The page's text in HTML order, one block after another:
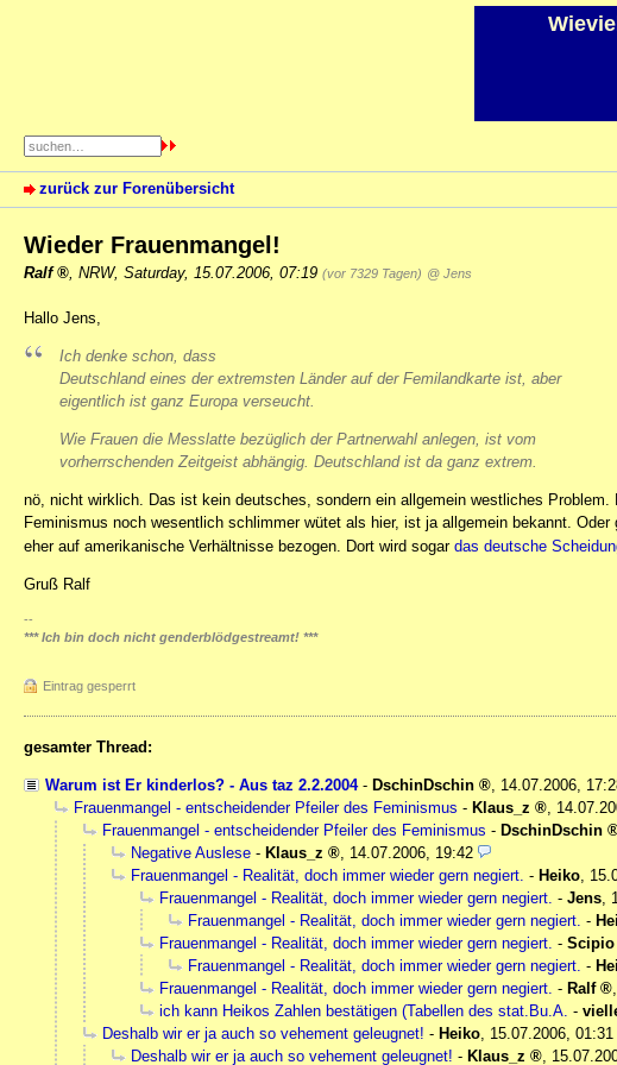
zurück zur Forenübersicht
Wieder Frauenmangel!
Ralf NRW, Saturday, 15.07.2006, 07:19 (vor 7329 Tagen) @ Jens
Hallo Jens,
Ich denke schon, dass
Deutschland eines der extremsten Länder auf der Femilandkarte ist, aber
eigentlich ist ganz Europa verseucht.
Wie Frauen die Messlatte bezüglich der Partnerwahl anlegen, ist vom
vorherrschenden Zeitgeist abhängig. Deutschland ist da ganz extrem.
nö, nicht wirklich. Das ist kein deutsches, sondern ein allgemein westliches
Feminismus noch wesentlich schlimmer wütet als hier, ist ja allgemein bekannt. Oder
eher auf amerikanische Verhältnisse bezogen. Dort wird sogar das deutsche
Gruß Ralf
--
*** Ich bin doch nicht genderblödgestreamt! ***
Eintrag gesperrt
gesamter Thread:
Warum ist Er kinderlos? - Aus taz 2.2.2004- DschinDschin , 14.07.2006,
Frauenmangel - entscheidender Pfeiler des Feminismus - Klaus_z ,
Frauenmangel - entscheidender Pfeiler des Feminismus - DschinDschin
Negative Auslese - Klaus_z , 14.07.2006, 19:42
Frauenmangel - Realität, doch immer wieder gern negiert. - Heiko,
Frauenmangel - Realität, doch immer wieder gern negiert. - Jens,
Frauenmangel - Realität, doch immer wieder gern negiert. -
Frauenmangel - Realität, doch immer wieder gern negiert. -
Frauenmangel - Realität, doch immer wieder gern negiert. -
Frauenmangel - Realität, doch immer wieder gern negiert. - Ralf ,
ich kann Heikos Zahlen bestätigen (Tabellen des stat.Bu.A. -
Deshalb wir er ja auch so vehement geleugnet! - Heiko, 15.07.2006, 01:31
Deshalb wir er ja auch so vehement geleugnet! - Klaus_z ,